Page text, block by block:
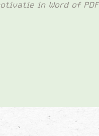
in Word of PDF